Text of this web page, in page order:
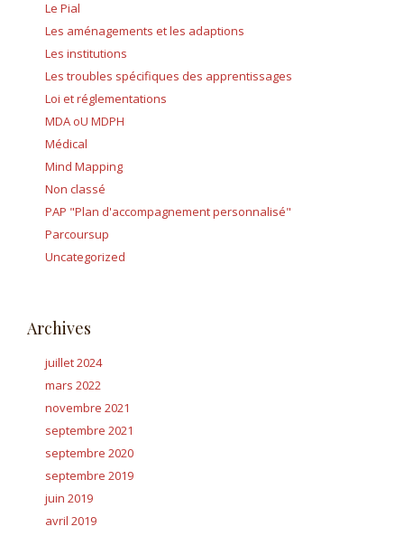
Le Pial
Les aménagements et les adaptions
Les institutions
Les troubles spécifiques des apprentissages
Loi et réglementations
MDA oU MDPH
Médical
Mind Mapping
Non classé
PAP "Plan d'accompagnement personnalisé"
Parcoursup
Uncategorized
Archives
juillet 2024
mars 2022
novembre 2021
septembre 2021
septembre 2020
septembre 2019
juin 2019
avril 2019